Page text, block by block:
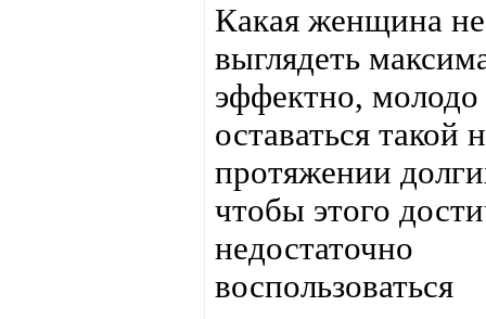
Какая женщина
выглядеть
эффектно,
оставаться такой
протяжении
чтобы этого
недостаточно
воспользоваться